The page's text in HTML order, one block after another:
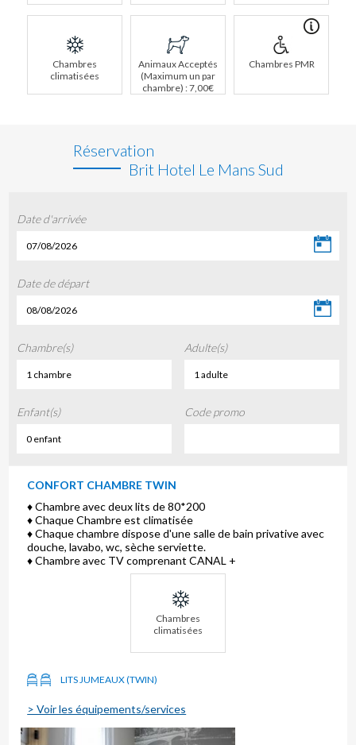
Chambres
climatisées
Animaux Acceptés
(Maximum un par
chambre) : 7,00€
Chambres PMR
Réservation
Brit Hotel Le Mans Sud
Date d'arrivée
07/08/2026
Date de départ
08/08/2026
Chambre(s)
1 chambre
Adulte(s)
1 adulte
Enfant(s)
0 enfant
Code promo
CONFORT CHAMBRE TWIN
♦ Chambre avec deux lits de 80*200
♦ Chaque Chambre est climatisée
♦ Chaque chambre dispose d'une salle de bain privative avec
douche, lavabo, wc, sèche serviette.
♦ Chambre avec TV comprenant CANAL +
Chambres
climatisées
LITS JUMEAUX (TWIN)
> Voir les équipements/services